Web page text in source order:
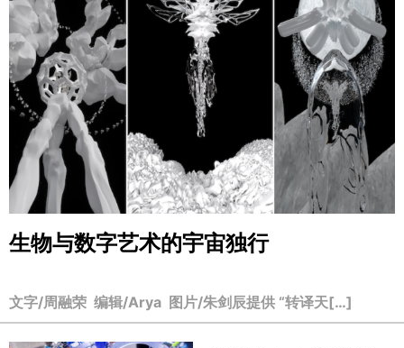
生物与数字艺术的宇宙独行
文字/周融荣 编辑/Arya 图片/朱剑辰提供 “转译天[…]